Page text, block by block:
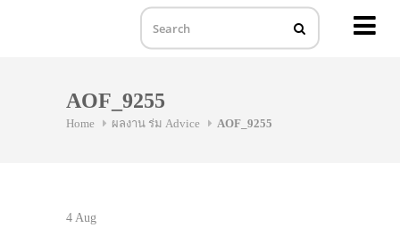
AOF_9255
Home ผลงาน ร่ม Advice AOF_9255
4 Aug